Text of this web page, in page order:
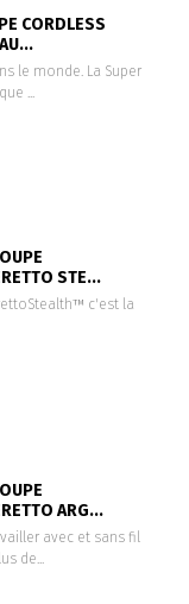
CORDLESS
le monde. La Super
...
STE...
c'est la
ARG...
avec et sans fil
de...